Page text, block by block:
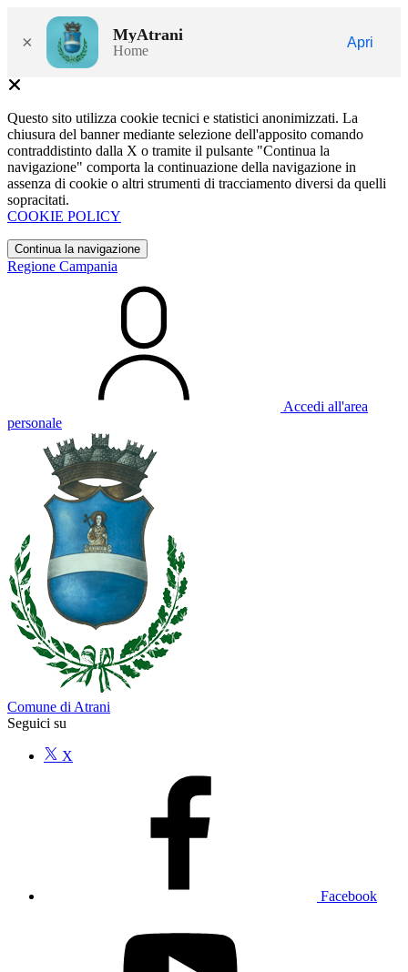
× MyAtrani
Home
Apri
Questo sito utilizza cookie tecnici e statistici anonimizzati. La
chiusura del banner mediante selezione dell'apposito comando
contraddistinto dalla X o tramite il pulsante "Continua la
navigazione" comporta la continuazione della navigazione in
assenza di cookie o altri strumenti di tracciamento diversi da quelli
sopracitati.
COOKIE POLICY
Continua la navigazione
Regione Campania
Accedi all'area
personale
Comune di Atrani
Seguici su
X
Facebook